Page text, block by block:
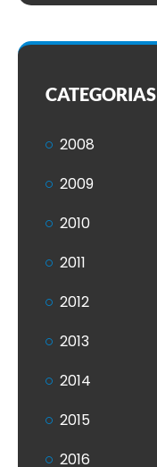
CATEGORIAS
2008
2009
2010
2011
2012
2013
2014
2015
2016